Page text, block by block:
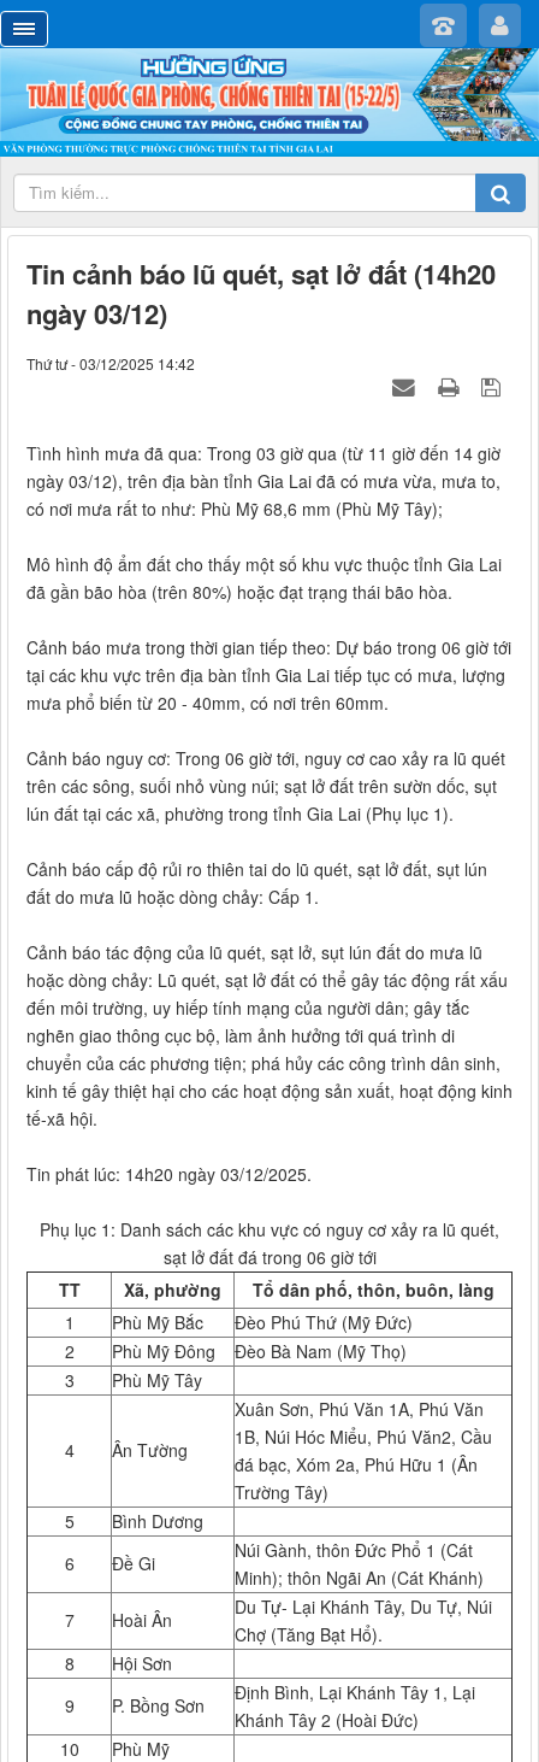
Tin cảnh báo lũ quét, sạt lở đất (14h20
ngày 03/12)
Thứ tư - 03/12/2025 14:42
Tình hình mưa đã qua: Trong 03 giờ qua (từ 11 giờ đến 14 giờ
ngày 03/12), trên địa bàn tỉnh Gia Lai đã có mưa vừa, mưa to,
có nơi mưa rất to như: Phù Mỹ 68,6 mm (Phù Mỹ Tây);
Mô hình độ ẩm đất cho thấy một số khu vực thuộc tỉnh Gia Lai
đã gần bão hòa (trên 80%) hoặc đạt trạng thái bão hòa.
Cảnh báo mưa trong thời gian tiếp theo: Dự báo trong 06 giờ tới
tại các khu vực trên địa bàn tỉnh Gia Lai tiếp tục có mưa, lượng
mưa phổ biến từ 20 - 40mm, có nơi trên 60mm.
Cảnh báo nguy cơ: Trong 06 giờ tới, nguy cơ cao xảy ra lũ quét
trên các sông, suối nhỏ vùng núi; sạt lở đất trên sườn dốc, sụt
lún đất tại các xã, phường trong tỉnh Gia Lai (Phụ lục 1).
Cảnh báo cấp độ rủi ro thiên tai do lũ quét, sạt lở đất, sụt lún
đất do mưa lũ hoặc dòng chảy: Cấp 1.
Cảnh báo tác động của lũ quét, sạt lở, sụt lún đất do mưa lũ
hoặc dòng chảy: Lũ quét, sạt lở đất có thể gây tác động rất xấu
đến môi trường, uy hiếp tính mạng của người dân; gây tắc
nghẽn giao thông cục bộ, làm ảnh hưởng tới quá trình di
chuyển của các phương tiện; phá hủy các công trình dân sinh,
kinh tế gây thiệt hại cho các hoạt động sản xuất, hoạt động kinh
tế-xã hội.
Tin phát lúc: 14h20 ngày 03/12/2025.
Phụ lục 1: Danh sách các khu vực có nguy cơ xảy ra lũ quét,
sạt lở đất đá trong 06 giờ tới
TT
Xã, phường Tổ dân phố, thôn, buôn, làng
1
Phù Mỹ Bắc
Đèo Phú Thứ (Mỹ Đức)
2
Phù Mỹ Đông
Đèo Bà Nam (Mỹ Thọ)
3
Phù Mỹ Tây
4 Ân Tường
Xuân Sơn, Phú Văn 1A, Phú Văn
1B, Núi Hóc Miểu, Phú Văn2, Cầu
đá bạc, Xóm 2a, Phú Hữu 1 (Ân
Trường Tây)
5
Bình Dương
6
Đề Gi
Núi Gành, thôn Đức Phổ 1 (Cát
Minh); thôn Ngãi An (Cát Khánh)
7
Hoài Ân
Du Tự- Lại Khánh Tây, Du Tự, Núi
Chợ (Tăng Bạt Hổ).
8
Hội Sơn
9
P. Bồng Sơn
Định Bình, Lại Khánh Tây 1, Lại
Khánh Tây 2 (Hoài Đức)
10
Phù Mỹ